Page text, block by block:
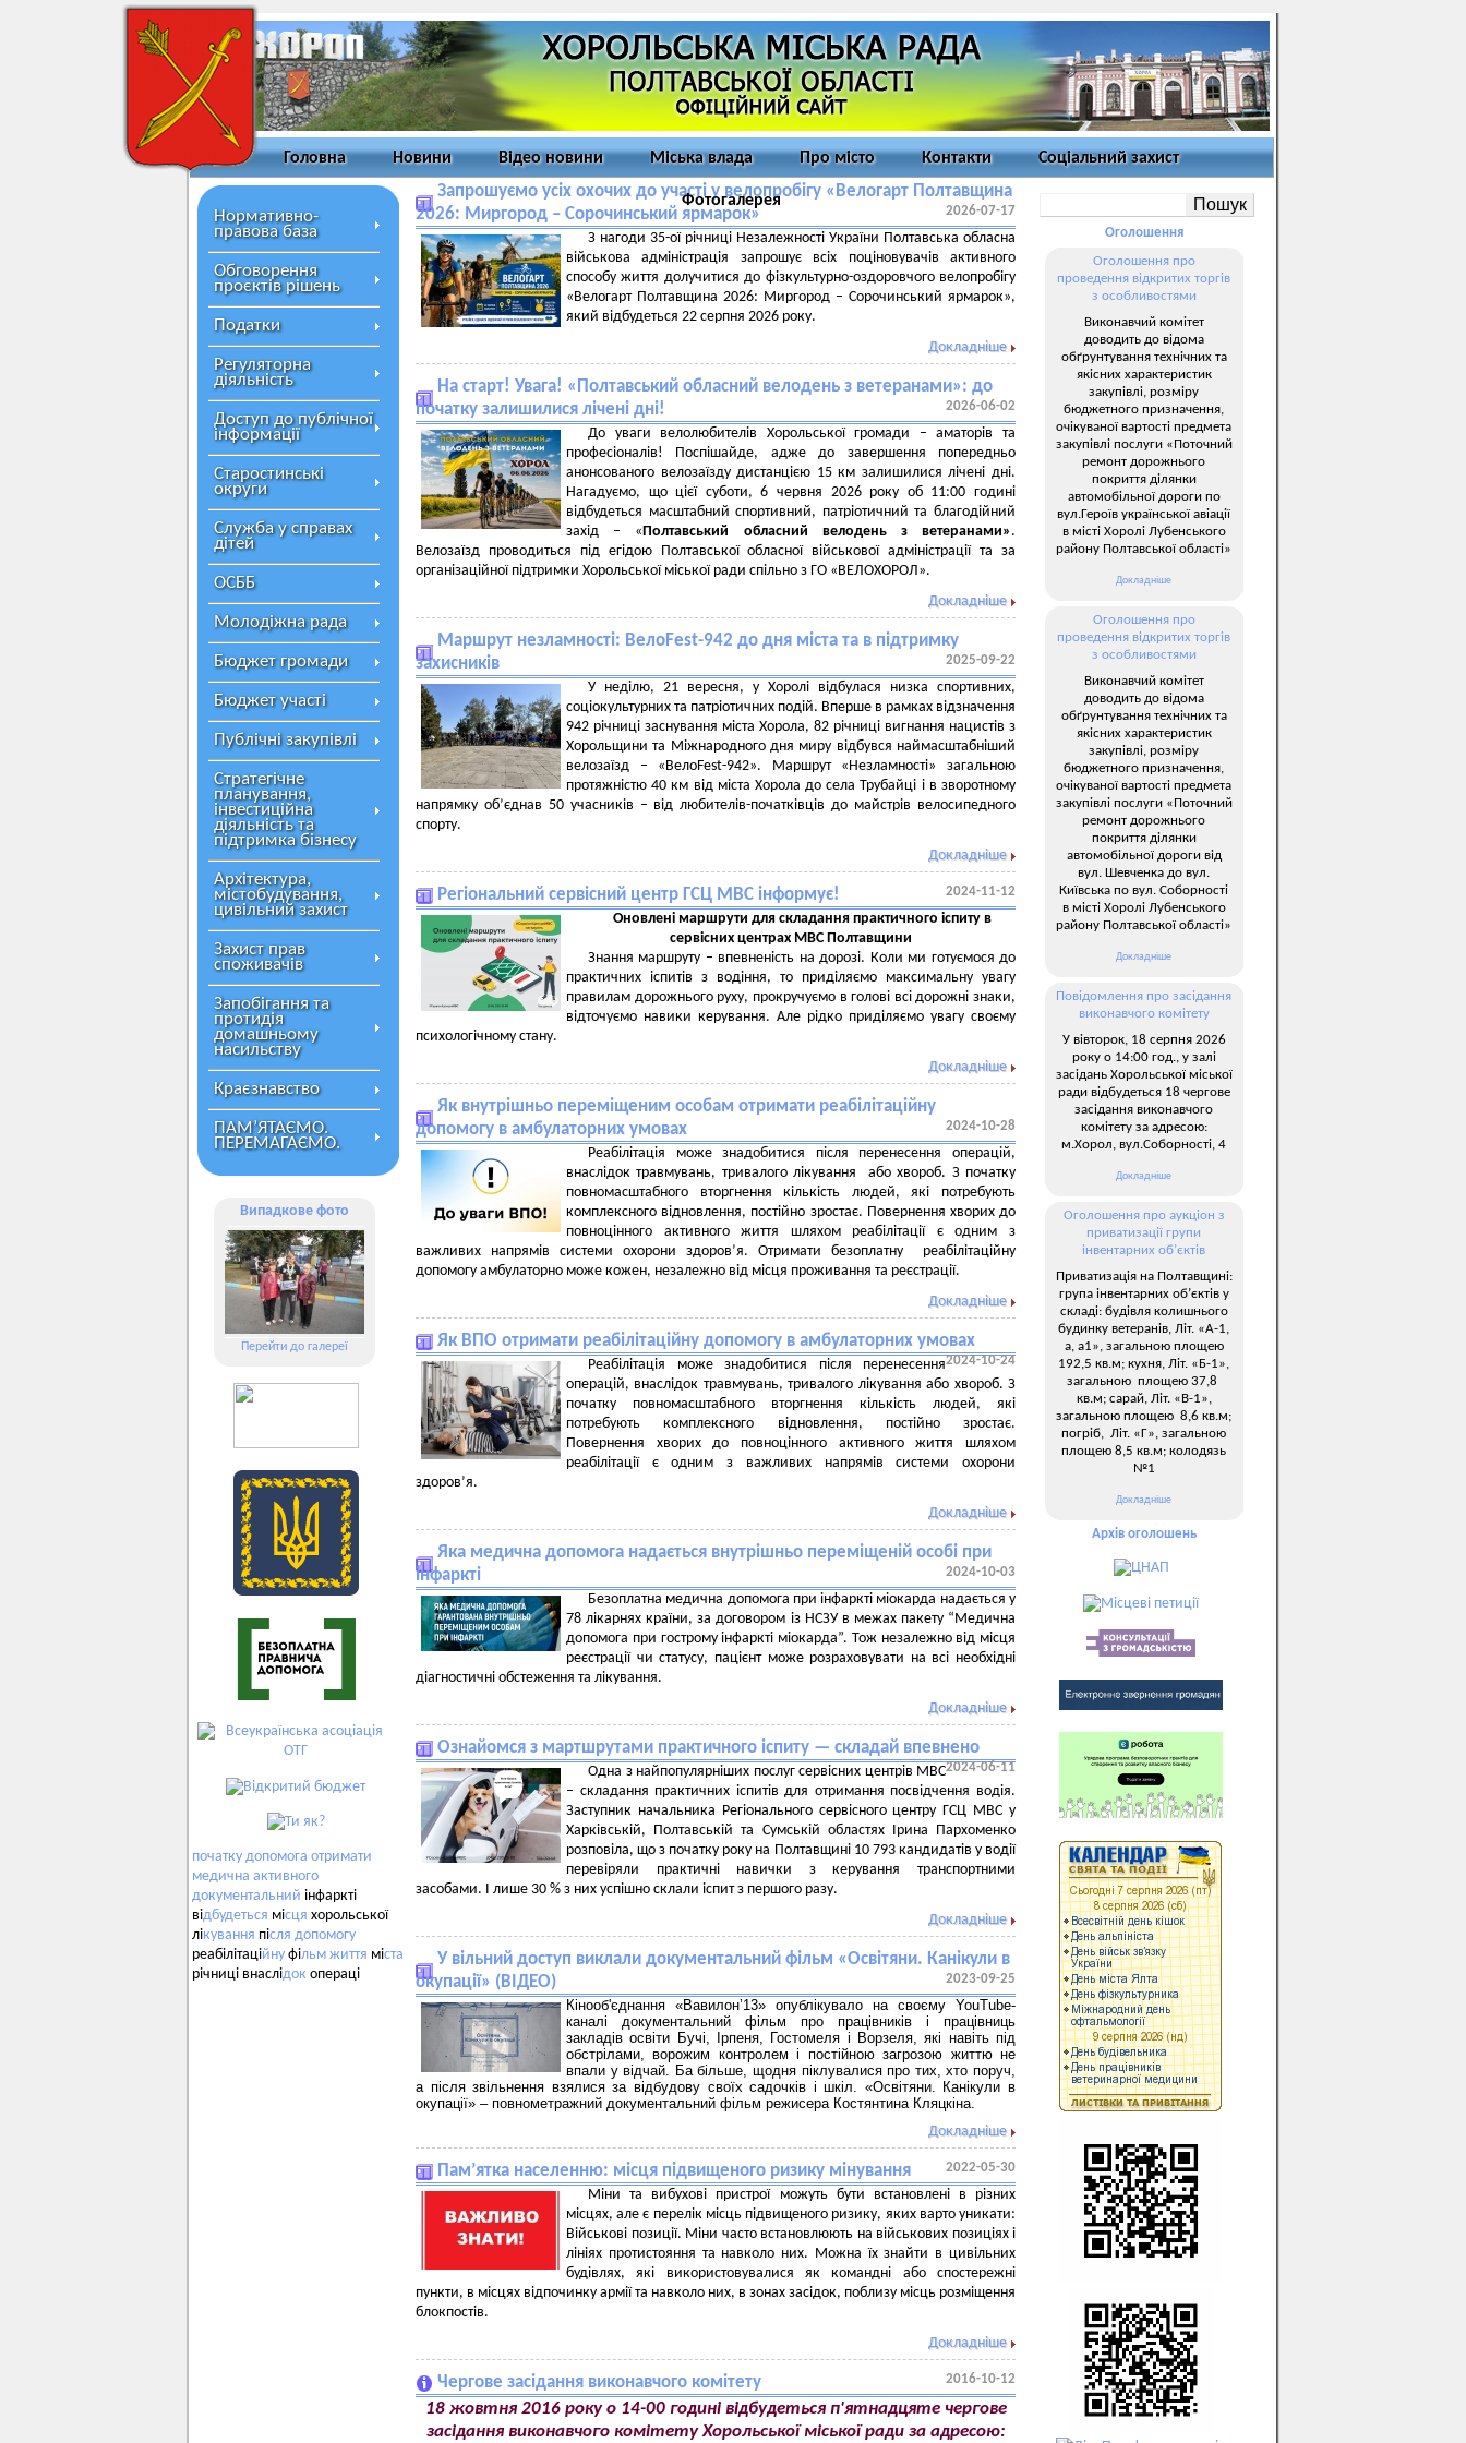
Головна Новини Відео новини Міська влада Про місто Контакти Соціальний захист
Фотогалерея
Нормативно-
правова база
Обговорення
проєктів рішень
Податки
Регуляторна
діяльність
Доступ до публічної
інформації
Старостинські
округи
Служба у справах
дітей
ОСББ
Молодіжна рада
Бюджет громади
Бюджет участі
Публічні закупівлі
Стратегічне
планування,
інвестиційна
діяльність та
підтримка бізнесу
Архітектура,
містобудування,
цивільний захист
Захист прав
споживачів
Запобігання та
протидія
домашньому
насильству
Краєзнавство
ПАМ’ЯТАЄМО.
ПЕРЕМАГАЄМО.
Випадкове фото
Перейти до галереї
початку допомога отримати
медична активного
документальний інфаркті
відбудеться місця хорольської
лікування після допомогу
реабілітаційну фільм життя міста
річниці внаслідок операці
Запрошуємо усіх охочих до участі у велопробігу «Велогарт Полтавщина
2026: Миргород – Сорочинський ярмарок»
2026-07-17
З нагоди 35-ої річниці Незалежності України Полтавська обласна
військова адміністрація запрошує всіх поціновувачів активного
способу життя долучитися до фізкультурно-оздоровчого велопробігу
«Велогарт Полтавщина 2026: Миргород – Сорочинський ярмарок»,
який відбудеться 22 серпня 2026 року.
Докладніше
На старт! Увага! «Полтавський обласний велодень з ветеранами»: до
початку залишилися лічені дні!
2026-06-02
До уваги велолюбителів Хорольської громади – аматорів та
професіоналів! Поспішайде, адже до завершення попередньо
анонсованого велозаїзду дистанцією 15 км залишилися лічені дні.
Нагадуємо, що цієї суботи, 6 червня 2026 року об 11:00 годині
відбудеться масштабний спортивний, патріотичний та благодійний
захід – «Полтавський обласний велодень з ветеранами» .
Велозаїзд проводиться під егідою Полтавської обласної військової адміністрації та за
організаційної підтримки Хорольської міської ради спільно з ГО «ВЕЛОХОРОЛ».
Докладніше
Маршрут незламності: ВелоFest-942 до дня міста та в підтримку
захисників
2025-09-22
У неділю, 21 вересня, у Хоролі відбулася низка спортивних,
соціокультурних та патріотичних подій. Вперше в рамках відзначення
942 річниці заснування міста Хорола, 82 річниці вигнання нацистів з
Хорольщини та Міжнародного дня миру відбувся наймасштабніший
велозаїзд – «ВелоFest-942». Маршрут «Незламності» загальною
протяжністю 40 км від міста Хорола до села Трубайці і в зворотному
напрямку об’єднав 50 учасників – від любителів-початківців до майстрів велосипедного
спорту.
Докладніше
Регіональний сервісний центр ГСЦ МВС інформує! 2024-11-12
Оновлені маршрути для складання практичного іспиту в
сервісних центрах МВС Полтавщини
Знання маршруту – впевненість на дорозі. Коли ми готуємося до
практичних іспитів з водіння, то приділяємо максимальну увагу
правилам дорожнього руху, прокручуємо в голові всі дорожні знаки,
відточуємо навики керування. Але рідко приділяємо увагу своєму
психологічному стану.
Докладніше
Як внутрішньо переміщеним особам отримати реабілітаційну
допомогу в амбулаторних умовах
2024-10-28
Реабілітація може знадобитися після перенесення операцій,
внаслідок травмувань, тривалого лікування або хвороб. З початку
повномасштабного вторгнення кількість людей, які потребують
комплексного відновлення, постійно зростає. Повернення хворих до
повноцінного активного життя шляхом реабілітації є одним з
важливих напрямів системи охорони здоров’я. Отримати безоплатну реабілітаційну
допомогу амбулаторно може кожен, незалежно від місця проживання та реєстрації.
Докладніше
Як ВПО отримати реабілітаційну допомогу в амбулаторних умовах
2024-10-24
Реабілітація може знадобитися після перенесення
операцій, внаслідок травмувань, тривалого лікування або хвороб. З
початку повномасштабного вторгнення кількість людей, які
потребують комплексного відновлення, постійно зростає.
Повернення хворих до повноцінного активного життя шляхом
реабілітації є одним з важливих напрямів системи охорони
здоров’я.
Докладніше
Яка медична допомога надається внутрішньо переміщеній особі при
інфаркті
2024-10-03
Безоплатна медична допомога при інфаркті міокарда надається у
78 лікарнях країни, за договором із НСЗУ в межах пакету “Медична
допомога при гострому інфаркті міокарда”. Тож незалежно від місця
реєстрації чи статусу, пацієнт може розраховувати на всі необхідні
діагностичні обстеження та лікування.
Докладніше
Ознайомся з мартшрутами практичного іспиту — складай впевнено
2024-06-11
Одна з найпопулярніших послуг сервісних центрів МВС
– складання практичних іспитів для отримання посвідчення водія.
Заступник начальника Регіонального сервісного центру ГСЦ МВС у
Харківській, Полтавській та Сумській областях Ірина Пархоменко
розповіла, що з початку року на Полтавщині 10 793 кандидатів у водії
перевіряли практичні навички з керування транспортними
засобами. І лише 30 % з них успішно склали іспит з першого разу.
Докладніше
У вільний доступ виклали документальний фільм «Освітяни. Канікули в
окупації» (ВІДЕО)
2023-09-25
Кінооб'єднання «Вавилон’13» опублікувало на своєму YouTube-
каналі документальний фільм про працівників і працівниць
закладів освіти Бучі, Ірпеня, Гостомеля і Ворзеля, які навіть під
обстрілами, ворожим контролем і постійною загрозою життю не
впали у відчай. Ба більше, щодня піклувалися про тих, хто поруч,
а після звільнення взялися за відбудову своїх садочків і шкіл. «Освітяни. Канікули в
окупації» – повнометражний документальний фільм режисера Костянтина Кляцкіна.
Докладніше
Пам’ятка населенню: місця підвищеного ризику мінування 2022-05-30
Міни та вибухові пристрої можуть бути встановлені в різних
місцях, але є перелік місць підвищеного ризику, яких варто уникати:
Військові позиції. Міни часто встановлюють на військових позиціях і
лініях протистояння та навколо них. Можна їх знайти в цивільних
будівлях, які використовувалися як командні або спостережні
пункти, в місцях відпочинку армії та навколо них, в зонах засідок, поблизу місць розміщення
блокпостів.
Докладніше
Чергове засідання виконавчого комітету 2016-10-12
18 жовтня 2016 року о 14-00 годині відбудеться п'ятнадцяте чергове
засідання виконавчого комітету Хорольської міської ради за адресою:
Оголошення
Оголошення про
проведення відкритих торгів
з особливостями
Виконавчий комітет
доводить до відома
обґрунтування технічних та
якісних характеристик
закупівлі, розміру
бюджетного призначення,
очікуваної вартості предмета
закупівлі послуги «Поточний
ремонт дорожнього
покриття ділянки
автомобільної дороги по
вул.Героїв української авіації
в місті Хоролі Лубенського
району Полтавської області»
Докладніше
Оголошення про
проведення відкритих торгів
з особливостями
Виконавчий комітет
доводить до відома
обґрунтування технічних та
якісних характеристик
закупівлі, розміру
бюджетного призначення,
очікуваної вартості предмета
закупівлі послуги «Поточний
ремонт дорожнього
покриття ділянки
автомобільної дороги від
вул. Шевченка до вул.
Київська по вул. Соборності
в місті Хоролі Лубенського
району Полтавської області»
Докладніше
Повідомлення про засідання
виконавчого комітету
У вівторок, 18 серпня 2026
року о 14:00 год., у залі
засідань Хорольської міської
ради відбудеться 18 чергове
засідання виконавчого
комітету за адресою:
м.Хорол, вул.Соборності, 4
Докладніше
Оголошення про аукціон з
приватизації групи
інвентарних об’єктів
Приватизація на Полтавщині:
група інвентарних об’єктів у
складі: будівля колишнього
будинку ветеранів, Літ. «А-1,
а, а1», загальною площею
192,5 кв.м; кухня, Літ. «Б-1»,
загальною площею 37,8
кв.м; сарай, Літ. «В-1»,
загальною площею 8,6 кв.м;
погріб, Літ. «Г», загальною
площею 8,5 кв.м; колодязь
№1
Докладніше
Архів оголошень